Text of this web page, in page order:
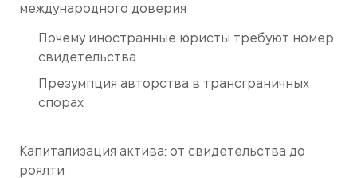
международного доверия
Почему иностранные юристы требуют номер
свидетельства
Презумпция авторства в трансграничных
спорах
Капитализация актива: от свидетельства до
роялти